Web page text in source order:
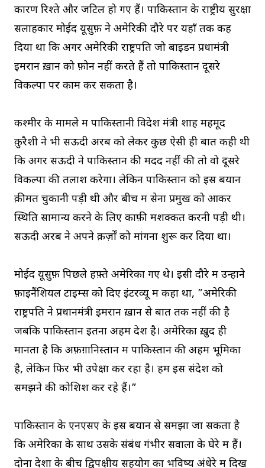
कारण रिश्ते और जटिल हो गए हैं। पाकिस्तान के राष्ट्रीय सुरक्षा
सलाहकार मोईद यूसुफ़ ने अमेरिकी दौरे पर यहाँ तक कह
दिया था कि अगर अमेरिकी राष्ट्रपति जो बाइडन प्रधामंत्री
इमरान ख़ान को फ़ोन नहीं करते हैं तो पाकिस्तान दूसरे
विकल्पों पर काम कर सकता है।
कश्मीर के मामले में पाकिस्तानी विदेश मंत्री शाह महमूद
क़ुरैशी ने भी सऊदी अरब को लेकर कुछ ऐसी ही बात कही थी
कि अगर सऊदी ने पाकिस्तान की मदद नहीं की तो वो दूसरे
विकल्पों की तलाश करेगा। लेकिन पाकिस्तान को इस बयान
क़ीमत चुकानी पड़ी थी और बीच में सेना प्रमुख को आकर
स्थिति सामान्य करने के लिए काफ़ी मशक्कत करनी पड़ी थी।
सऊदी अरब ने अपने क़र्ज़ों को मांगना शुरू कर दिया था।
मोईद यूसुफ़ पिछले हफ़्ते अमेरिका गए थे। इसी दौरे में उन्होंने
फ़ाइनैंशियल टाइम्स को दिए इंटरव्यू में कहा था, ”अमेरिकी
राष्ट्रपति ने प्रधानमंत्री इमरान ख़ान से बात तक नहीं की है
जबकि पाकिस्तान इतना अहम देश है। अमेरिका ख़ुद ही
मानता है कि अफ़ग़ानिस्तान में पाकिस्तान की अहम भूमिका
है, लेकिन फिर भी उपेक्षा कर रहा है। हम इस संदेश को
समझने की कोशिश कर रहे हैं।”
पाकिस्तान के एनएसए के इस बयान से समझा जा सकता है
कि अमेरिका के साथ उसके संबंध गंभीर सवालों के घेरे में हैं।
दोनों देशों के बीच द्विपक्षीय सहयोग का भविष्य अंधेरे में दिख